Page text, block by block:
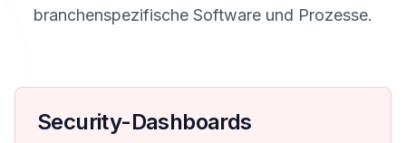
branchenspezifische Software und Prozesse.
Security-Dashboards